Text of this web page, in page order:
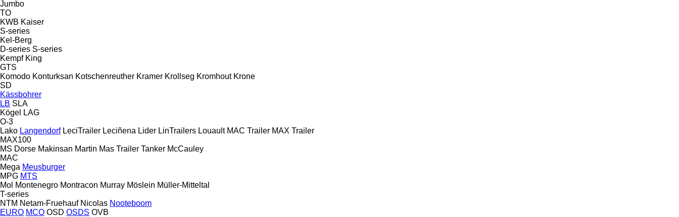
Jumbo
TO
KWB Kaiser
S-series
Kel-Berg
D-series S-series
Kempf King
GTS
Komodo Konturksan Kotschenreuther Kramer Krollseg Kromhout Krone
SD
Kässbohrer
LB SLA
Kögel
LAG
O-3
Lako Langendorf LeciTrailer Leciñena Lider LinTrailers Louault MAC Trailer MAX Trailer
MAX100
MS Dorse Makinsan Martin Mas Trailer Tanker McCauley
MAC
Mega Meusburger
MPG MTS
Mol Montenegro Montracon Murray Möslein Müller-Mitteltal
T-series
NTM Netam-Fruehauf Nicolas Nooteboom
EURO MCO OSD OSDS OVB